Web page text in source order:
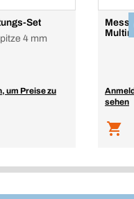
Set
4 mm
um Preise zu
sehen